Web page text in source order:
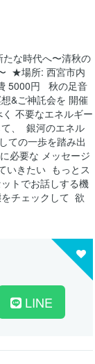
たな時代へ〜清秋の
★場所: 西宮市内
5000円 ⁡ ⁡ 秋の足音
&ご神託会を 開催
不要なエネルギー
、 ⁡ 銀河のエネル
ての一歩を踏み出
必要な メッセージ
いきたい もっとス
トでお話しする機
チェックして 欲
LINE